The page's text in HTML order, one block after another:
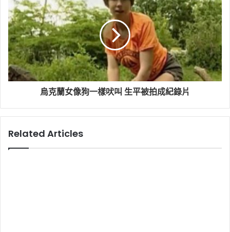
烏克蘭女像狗一樣吠叫 生平被拍成紀錄片
Related Articles